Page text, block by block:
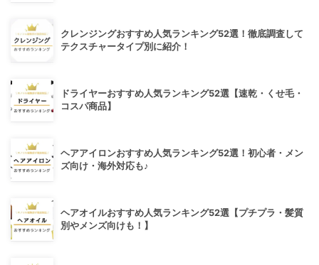
クレンジングおすすめ人気ランキング52選！徹底調査して
テクスチャータイプ別に紹介！
ドライヤーおすすめ人気ランキング52選【速乾・くせ毛・
コスパ商品】
ヘアアイロンおすすめ人気ランキング52選！初心者・メン
ズ向け・海外対応も♪
ヘアオイルおすすめ人気ランキング52選【プチプラ・髪質
別やメンズ向けも！】